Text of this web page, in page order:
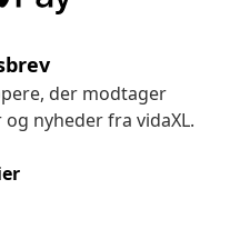
der modtager
nyheder fra vidaXL.